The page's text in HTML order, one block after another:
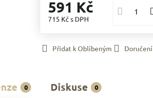
591 Kč
715 Kčs DPH
Přidat k Oblíbeným Doručení
0 Diskuse 0